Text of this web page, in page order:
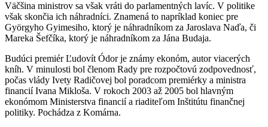
Väčšina ministrov sa však vráti do parlamentných lavíc. V politike
však skončia ich náhradníci. Znamená to napríklad koniec pre
Györgyho Gyimesiho, ktorý je náhradníkom za Jaroslava Naďa, či
Mareka Šefčíka, ktorý je náhradníkom za Jána Budaja.
Budúci premiér Ľudovít Ódor je známy ekonóm, autor viacerých
kníh. V minulosti bol členom Rady pre rozpočtovú zodpovednosť,
počas vlády Ivety Radičovej bol poradcom premiérky a ministra
financií Ivana Mikloša. V rokoch 2003 až 2005 bol hlavným
ekonómom Ministerstva financií a riaditeľom Inštitútu finančnej
politiky. Pochádza z Komárna.